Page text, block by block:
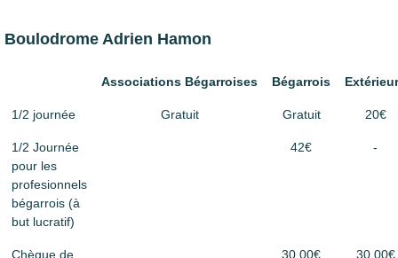
Boulodrome Adrien Hamon
Associations Bégarroises Bégarrois
1/2 journée Gratuit Gratuit 20€
1/2 Journée
pour les
profesionnels
bégarrois (à
but lucratif)
42€ -
Chèque de 30.00€ 30.00€